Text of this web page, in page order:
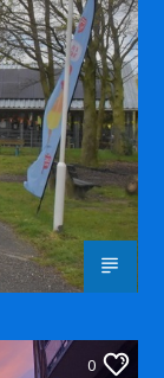
0